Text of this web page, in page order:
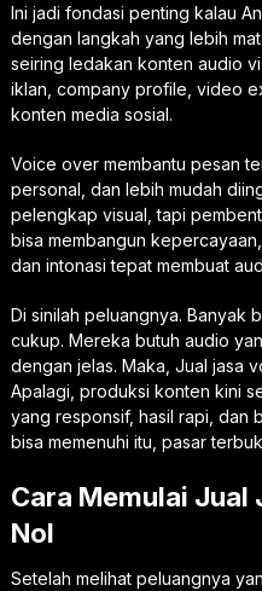
Ini jadi fondasi penting kalau
dengan langkah yang lebih
seiring ledakan konten audio
iklan, company profile, video
konten media sosial.
Voice over membantu pesan
personal, dan lebih mudah
pelengkap visual, tapi
bisa membangun
dan intonasi tepat membuat
Di sinilah peluangnya. Banyak
cukup. Mereka butuh audio
dengan jelas. Maka, Jual jasa
Apalagi, produksi konten kini
yang responsif, hasil rapi, dan
bisa memenuhi itu, pasar
Cara Memulai Jual
Nol
Setelah melihat peluangnya